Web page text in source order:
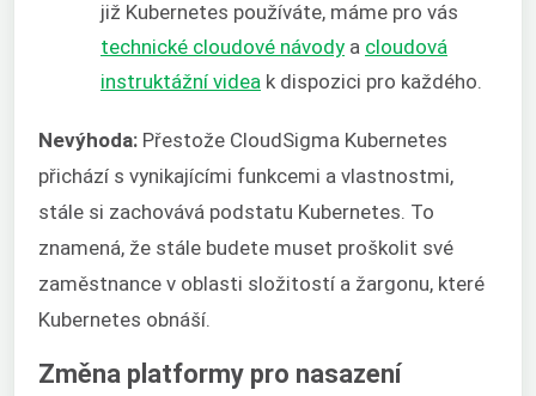
již Kubernetes používáte, máme pro vás
technické cloudové návody a cloudová
instruktážní videa k dispozici pro každého.
Nevýhoda: Přestože CloudSigma Kubernetes
přichází s vynikajícími funkcemi a vlastnostmi,
stále si zachovává podstatu Kubernetes. To
znamená, že stále budete muset proškolit své
zaměstnance v oblasti složitostí a žargonu, které
Kubernetes obnáší.
Změna platformy pro nasazení